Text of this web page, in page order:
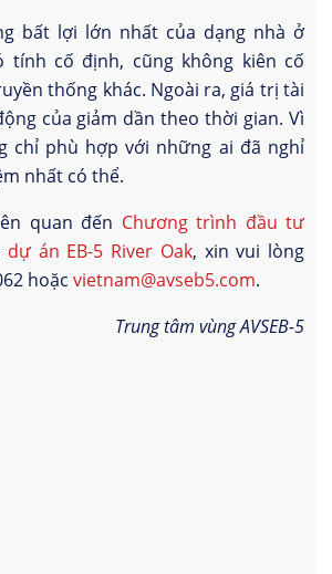
bất lợi lớn nhất của dạng nhà ở
tính cố định, cũng không kiên cố
thống khác. Ngoài ra, giá trị tài
của giảm dần theo thời gian. Vì
chỉ phù hợp với những ai đã nghỉ
nhất có thể.
quan đến Chương trình đầu tư
dự án EB-5 River Oak, xin vui lòng
hoặc vietnam@avseb5.com.
Trung tâm vùng AVSEB-5